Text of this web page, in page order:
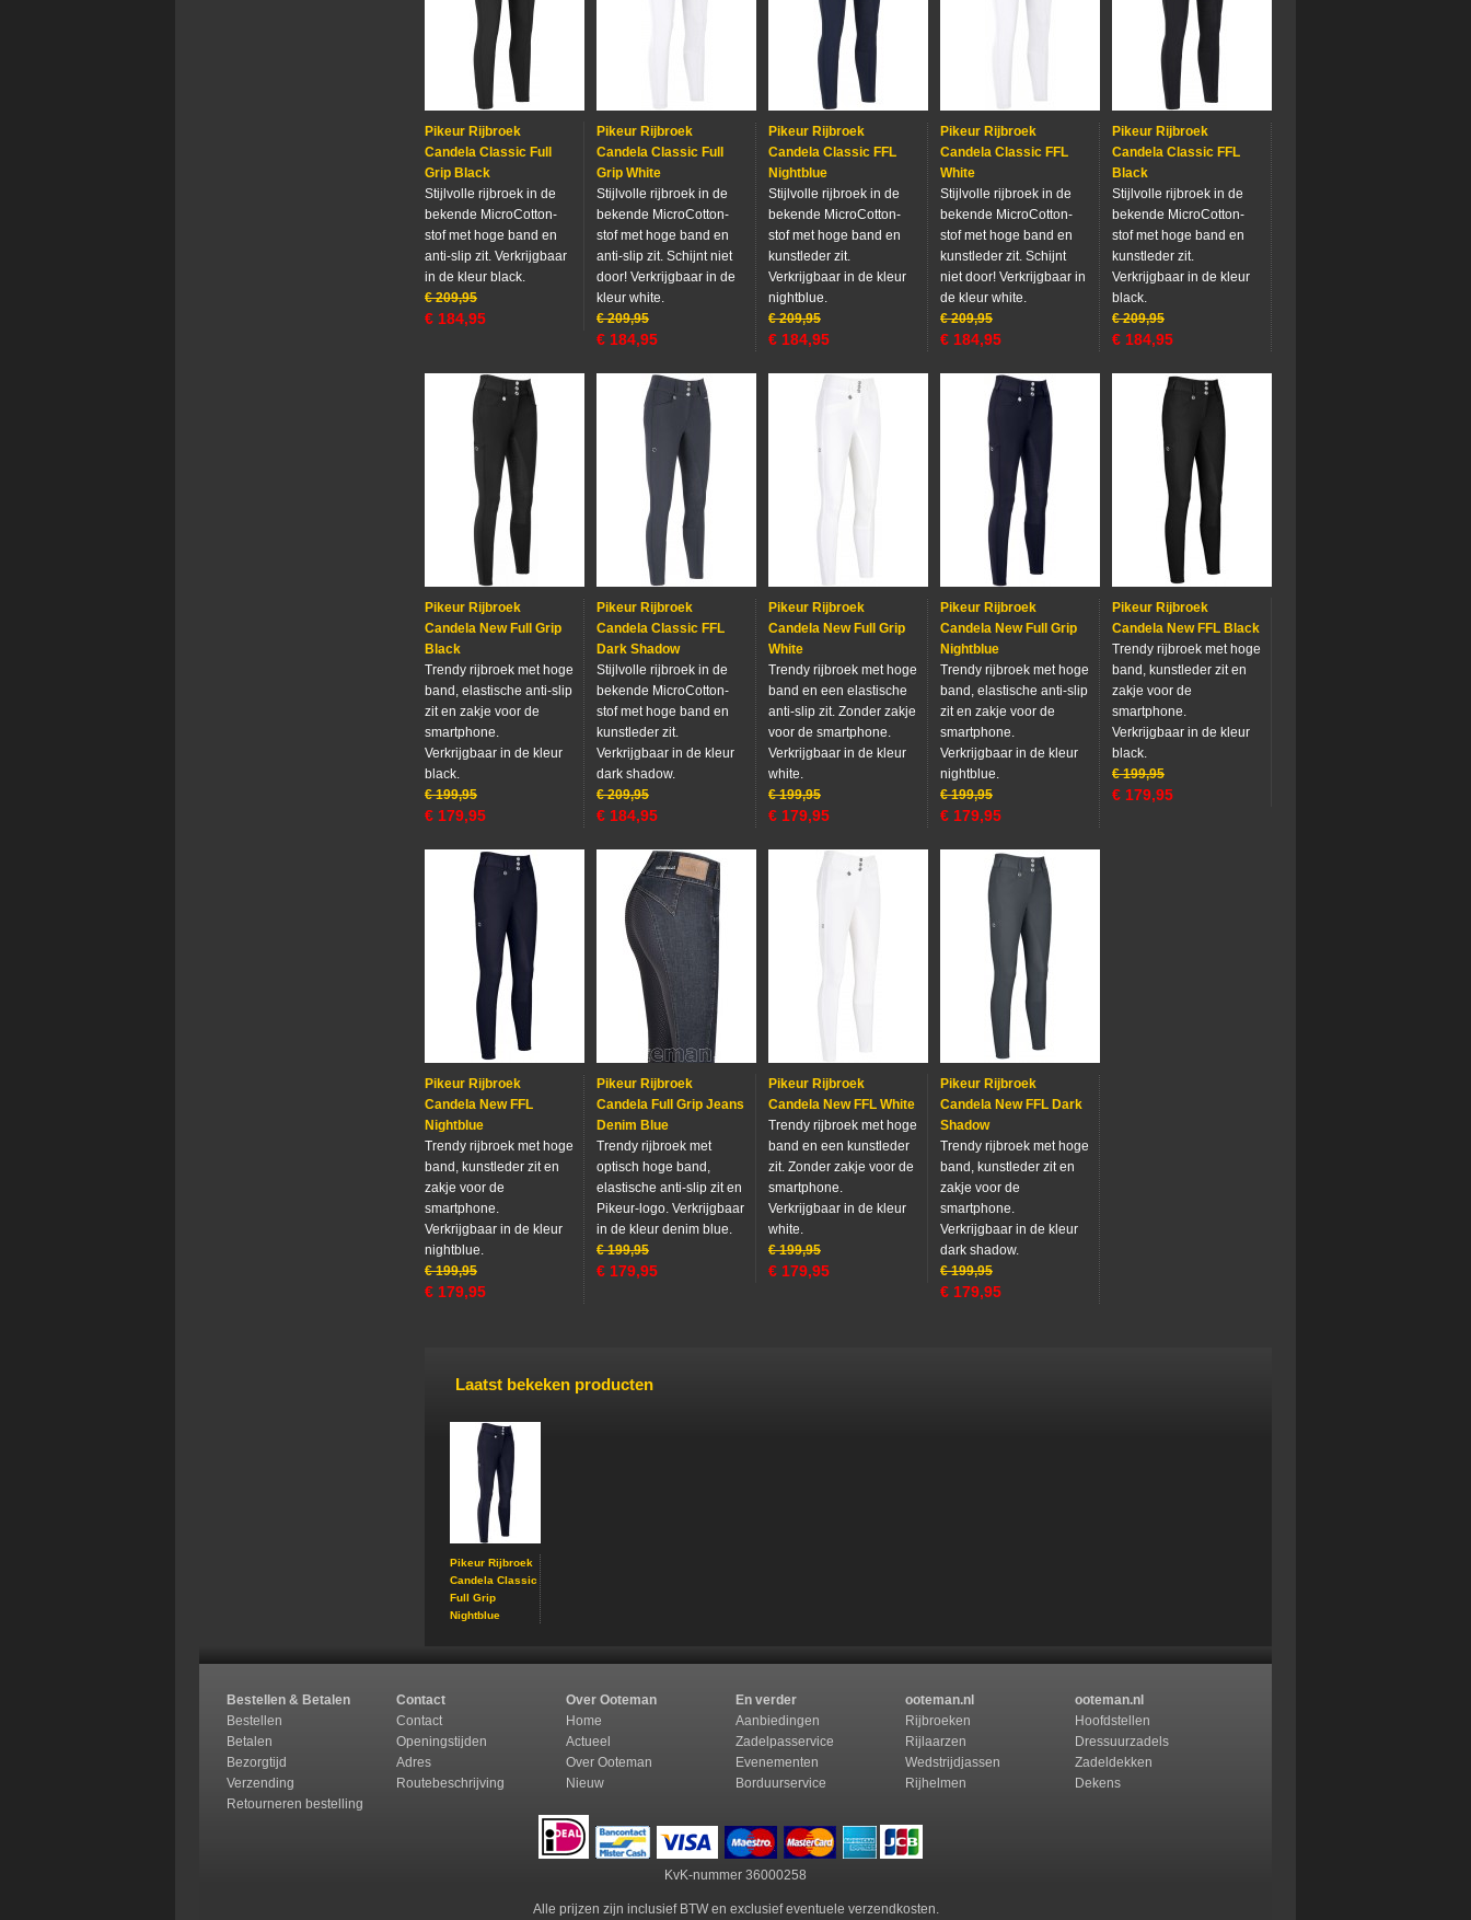
Pikeur Rijbroek
Candela Classic Full
Grip Black
Stijlvolle rijbroek in de
bekende MicroCotton-
stof met hoge band en
anti-slip zit. Verkrijgbaar
in de kleur black.
€ 209,95
€ 184,95
Pikeur Rijbroek
Candela Classic Full
Grip White
Stijlvolle rijbroek in de
bekende MicroCotton-
stof met hoge band en
anti-slip zit. Schijnt niet
door! Verkrijgbaar in de
kleur white.
€ 209,95
€ 184,95
Pikeur Rijbroek
Candela Classic FFL
Nightblue
Stijlvolle rijbroek in de
bekende MicroCotton-
stof met hoge band en
kunstleder zit.
Verkrijgbaar in de kleur
nightblue.
€ 209,95
€ 184,95
Pikeur Rijbroek
Candela Classic FFL
White
Stijlvolle rijbroek in de
bekende MicroCotton-
stof met hoge band en
kunstleder zit. Schijnt
niet door! Verkrijgbaar in
de kleur white.
€ 209,95
€ 184,95
Pikeur Rijbroek
Candela Classic FFL
Black
Stijlvolle rijbroek in de
bekende MicroCotton-
stof met hoge band en
kunstleder zit.
Verkrijgbaar in de kleur
black.
€ 209,95
€ 184,95
Pikeur Rijbroek
Candela New Full Grip
Black
Trendy rijbroek met hoge
band, elastische anti-slip
zit en zakje voor de
smartphone.
Verkrijgbaar in de kleur
black.
€ 199,95
€ 179,95
Pikeur Rijbroek
Candela Classic FFL
Dark Shadow
Stijlvolle rijbroek in de
bekende MicroCotton-
stof met hoge band en
kunstleder zit.
Verkrijgbaar in de kleur
dark shadow.
€ 209,95
€ 184,95
Pikeur Rijbroek
Candela New Full Grip
White
Trendy rijbroek met hoge
band en een elastische
anti-slip zit. Zonder zakje
voor de smartphone.
Verkrijgbaar in de kleur
white.
€ 199,95
€ 179,95
Pikeur Rijbroek
Candela New Full Grip
Nightblue
Trendy rijbroek met hoge
band, elastische anti-slip
zit en zakje voor de
smartphone.
Verkrijgbaar in de kleur
nightblue.
€ 199,95
€ 179,95
Pikeur Rijbroek
Candela New FFL Black
Trendy rijbroek met hoge
band, kunstleder zit en
zakje voor de
smartphone.
Verkrijgbaar in de kleur
black.
€ 199,95
€ 179,95
Pikeur Rijbroek
Candela New FFL
Nightblue
Trendy rijbroek met hoge
band, kunstleder zit en
zakje voor de
smartphone.
Verkrijgbaar in de kleur
nightblue.
€ 199,95
€ 179,95
Pikeur Rijbroek
Candela Full Grip Jeans
Denim Blue
Trendy rijbroek met
optisch hoge band,
elastische anti-slip zit en
Pikeur-logo. Verkrijgbaar
in de kleur denim blue.
€ 199,95
€ 179,95
Pikeur Rijbroek
Candela New FFL White
Trendy rijbroek met hoge
band en een kunstleder
zit. Zonder zakje voor de
smartphone.
Verkrijgbaar in de kleur
white.
€ 199,95
€ 179,95
Pikeur Rijbroek
Candela New FFL Dark
Shadow
Trendy rijbroek met hoge
band, kunstleder zit en
zakje voor de
smartphone.
Verkrijgbaar in de kleur
dark shadow.
€ 199,95
€ 179,95
Laatst bekeken producten
Pikeur Rijbroek
Candela Classic
Full Grip
Nightblue
Bestellen & Betalen Contact Over Ooteman En verder ooteman.nl
ooteman.nl
Bestellen
Contact Home Aanbiedingen Rijbroeken
Hoofdstellen
Betalen
Openingstijden Actueel Zadelpasservice Rijlaarzen
Dressuurzadels
Bezorgtijd
Adres Over Ooteman Evenementen Wedstrijdjassen
Zadeldekken
Verzending
Routebeschrijving Nieuw Borduurservice Rijhelmen
Dekens
Retourneren bestelling
KvK-nummer 36000258
Alle prijzen zijn inclusief BTW en exclusief eventuele verzendkosten.